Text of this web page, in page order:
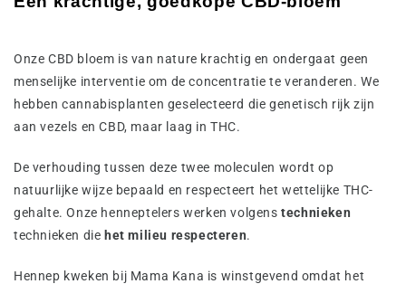
Onze CBD bloem is van nature krachtig en ondergaat geen
menselijke interventie om de concentratie te veranderen. We
hebben cannabisplanten geselecteerd die genetisch rijk zijn
aan vezels en CBD, maar laag in THC.
De verhouding tussen deze twee moleculen wordt op
natuurlijke wijze bepaald en respecteert het wettelijke THC-
gehalte. Onze henneptelers werken volgenstechnieken
technieken die het milieu respecteren.
Hennep kweken bij Mama Kana is winstgevend omdat het